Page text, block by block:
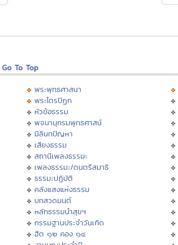
Go To Top
พระพุทธศาสนา
พระไตรปิฏก
หัวข้อธรรม
พจนานุกรมพุทธศาสน์
มิลินทปัญหา
เสียงธรรม
สถานีเพลงธรรมะ
เพลงธรรมะ/ดนตรีสมาธิ
ธรรมะปฏิบัติ
คลังแสงแห่งธรรม
บทสวดมนต์
หลักธรรมนำสุขฯ
กรรมฐานประจำวันเกิด
ฮีต ๑๒ คอง ๑๔